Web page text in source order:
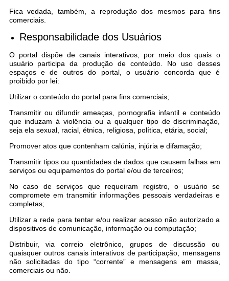
Fica vedada, também, a reprodução dos mesmos para fins
comerciais.
Responsabilidade dos Usuários
O portal dispõe de canais interativos, por meio dos quais o
usuário participa da produção de conteúdo. No uso desses
espaços e de outros do portal, o usuário concorda que é
proibido por lei:
Utilizar o conteúdo do portal para fins comerciais;
Transmitir ou difundir ameaças, pornografia infantil e conteúdo
que induzam à violência ou a qualquer tipo de discriminação,
seja ela sexual, racial, étnica, religiosa, política, etária, social;
Promover atos que contenham calúnia, injúria e difamação;
Transmitir tipos ou quantidades de dados que causem falhas em
serviços ou equipamentos do portal e/ou de terceiros;
No caso de serviços que requeiram registro, o usuário se
compromete em transmitir informações pessoais verdadeiras e
completas;
Utilizar a rede para tentar e/ou realizar acesso não autorizado a
dispositivos de comunicação, informação ou computação;
Distribuir, via correio eletrônico, grupos de discussão ou
quaisquer outros canais interativos de participação, mensagens
não solicitadas do tipo “corrente” e mensagens em massa,
comerciais ou não.